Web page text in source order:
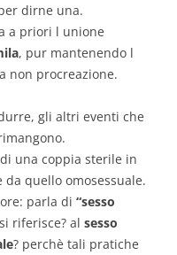
dirne una.
a priori l unione
, pur mantenendo l
non procreazione.
gli altri eventi che
una coppia sterile in
quello omosessuale.
parla di “sesso
riferisce? al sesso
? perchè tali pratiche